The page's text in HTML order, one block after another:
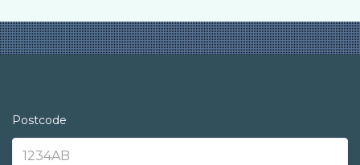
Postcode